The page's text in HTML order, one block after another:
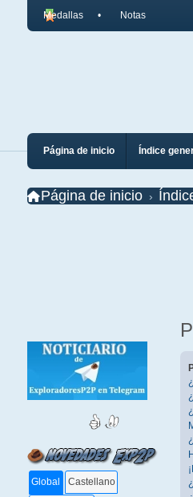
Medallas Notas
Página de inicio Índice
Página de inicio
Global Castellano